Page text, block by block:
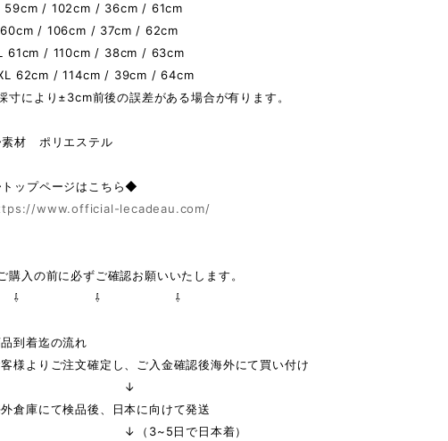
59cm / 102cm / 36cm / 61cm
/ 106cm / 37cm / 62cm
61cm / 110cm / 38cm / 63cm
62cm / 114cm / 39cm / 64cm
寸により±3cm前後の誤差がある場合が有ります。
材 ポリエステル
ップページはこちら◆
www.official-lecadeau.com/
購入の前に必ずご確認お願いいたします。
⇩ ⇩
到着迄の流れ
客様よりご注文確定し、ご入金確認後海外にて買い付け
倉庫にて検品後、日本に向けて発送
（3~5日で日本着）